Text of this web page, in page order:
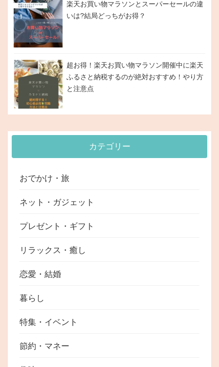
楽天お買い物マラソンとスーパーセールの違
いは?結局どっちがお得？
超お得！楽天お買い物マラソン開催中に楽天
ふるさと納税するのが絶対おすすめ！やり方
と注意点
カテゴリー
おでかけ・旅
ネット・ガジェット
プレゼント・ギフト
リラックス・癒し
恋愛・結婚
暮らし
特集・イベント
節約・マネー